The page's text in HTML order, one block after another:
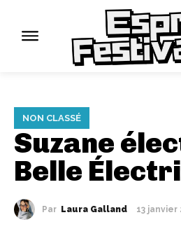
NON CLASSÉ
Suzane
Belle
Par Laura Galland 13 janvier